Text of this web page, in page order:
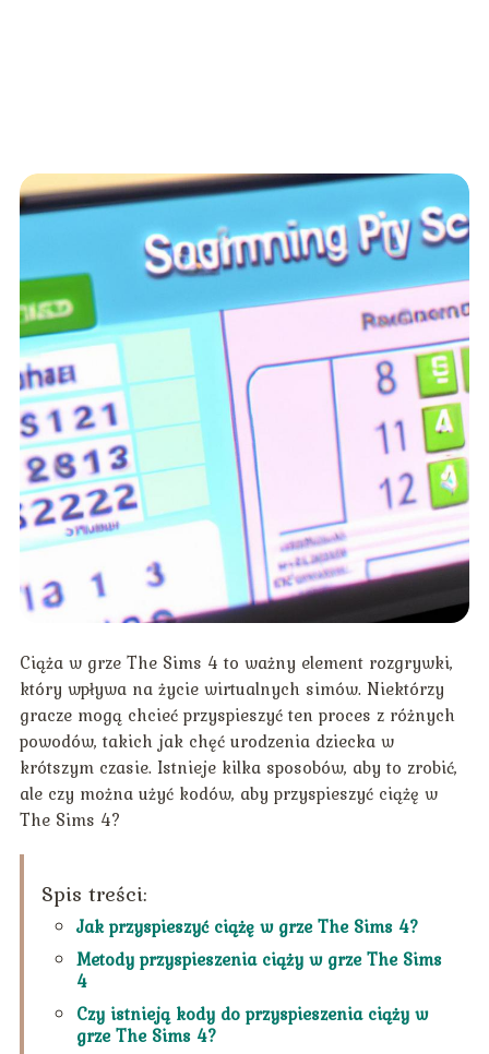
Ciąża w grze The Sims 4 to ważny element rozgrywki,
który wpływa na życie wirtualnych simów. Niektórzy
gracze mogą chcieć przyspieszyć ten proces z różnych
powodów, takich jak chęć urodzenia dziecka w
krótszym czasie. Istnieje kilka sposobów, aby to zrobić,
ale czy można użyć kodów, aby przyspieszyć ciążę w
The Sims 4?
Spis treści:
Jak przyspieszyć ciążę w grze The Sims 4?
Metody przyspieszenia ciąży w grze The Sims
4
Czy istnieją kody do przyspieszenia ciąży w
grze The Sims 4?